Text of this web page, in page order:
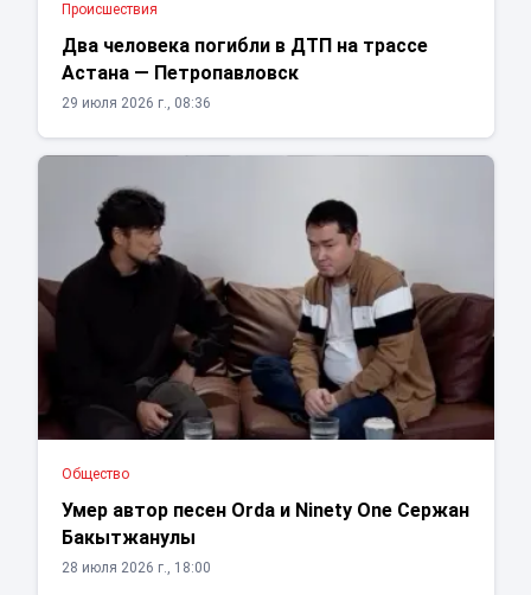
Проиcшествия
Два человека погибли в ДТП на трассе
Астана — Петропавловск
29 июля 2026 г., 08:36
Общество
Умер автор песен Orda и Ninety One Сержан
Бакытжанулы
28 июля 2026 г., 18:00